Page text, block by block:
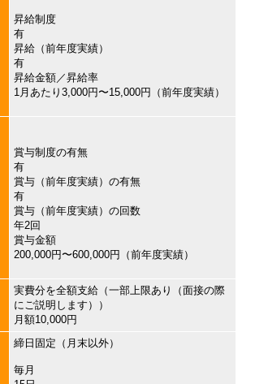
昇給制度
有
昇給（前年度実績）
有
昇給金額／昇給率
1月あたり3,000円〜15,000円（前年度実績）
賞与制度の有無
有
賞与（前年度実績）の有無
有
賞与（前年度実績）の回数
年2回
賞与金額
200,000円〜600,000円（前年度実績）
実費分を全額支給（一部上限あり（面接の際
にご説明します））
月額10,000円
締日固定（月末以外）
毎月